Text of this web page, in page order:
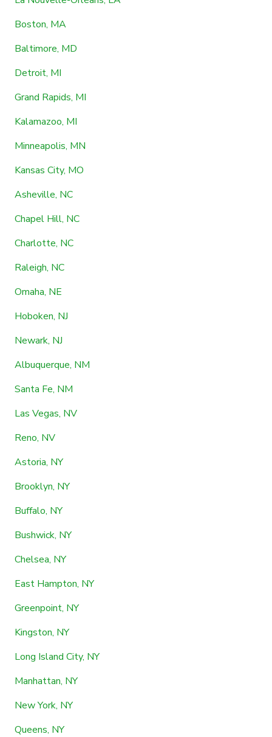
Boston, MA
Baltimore, MD
Detroit, MI
Grand Rapids, MI
Kalamazoo, MI
Minneapolis, MN
Kansas City, MO
Asheville, NC
Chapel Hill, NC
Charlotte, NC
Raleigh, NC
Omaha, NE
Hoboken, NJ
Newark, NJ
Albuquerque, NM
Santa Fe, NM
Las Vegas, NV
Reno, NV
Astoria, NY
Brooklyn, NY
Buffalo, NY
Bushwick, NY
Chelsea, NY
East Hampton, NY
Greenpoint, NY
Kingston, NY
Long Island City, NY
Manhattan, NY
New York, NY
Queens, NY